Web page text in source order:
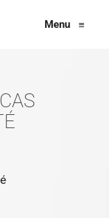
Menu ≡